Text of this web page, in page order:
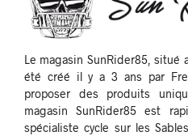
Le magasin SunRider85, situé
été créé il y a 3 ans par
proposer des produits
magasin SunRider85 est
spécialiste cycle sur les